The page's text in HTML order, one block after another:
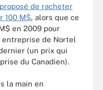
proposé de racheter
100 M$, alors que ce
en 2009 pour
de Nortel
(un prix qui
du Canadien).
la main en